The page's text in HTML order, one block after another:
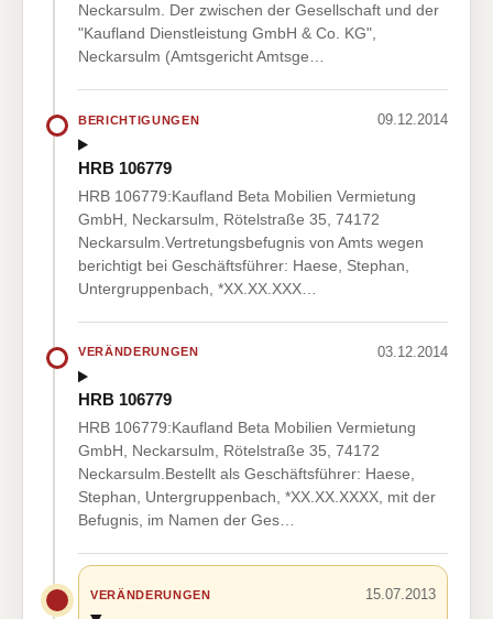
Neckarsulm. Der zwischen der Gesellschaft und der
"Kaufland Dienstleistung GmbH & Co. KG",
Neckarsulm (Amtsgericht Amtsge…
BERICHTIGUNGEN 09.12.2014
HRB 106779
HRB 106779:Kaufland Beta Mobilien Vermietung
GmbH, Neckarsulm, Rötelstraße 35, 74172
Neckarsulm.Vertretungsbefugnis von Amts wegen
berichtigt bei Geschäftsführer: Haese, Stephan,
Untergruppenbach, *XX.XX.XXX…
VERÄNDERUNGEN 03.12.2014
HRB 106779
HRB 106779:Kaufland Beta Mobilien Vermietung
GmbH, Neckarsulm, Rötelstraße 35, 74172
Neckarsulm.Bestellt als Geschäftsführer: Haese,
Stephan, Untergruppenbach, *XX.XX.XXXX, mit der
Befugnis, im Namen der Ges…
VERÄNDERUNGEN 15.07.2013